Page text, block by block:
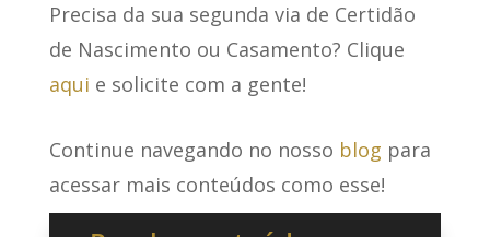
Precisa da sua segunda via de Certidão
de Nascimento ou Casamento? Clique
aqui e solicite com a gente!
Continue navegando no nosso blog para
acessar mais conteúdos como esse!